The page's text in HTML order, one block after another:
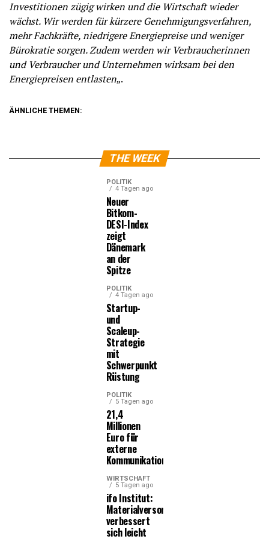
Investitionen zügig wirken und die Wirtschaft wieder
wächst. Wir werden für kürzere Genehmigungsverfahren,
mehr Fachkräfte, niedrigere Energiepreise und weniger
Bürokratie sorgen. Zudem werden wir Verbraucherinnen
und Verbraucher und Unternehmen wirksam bei den
Energiepreisen entlasten„.
ÄHNLICHE THEMEN:
THE WEEK
POLITIK
4 Tagen ago
Neuer
Bitkom-
DESI-Index
zeigt
Dänemark
an der
Spitze
POLITIK
4 Tagen ago
Startup-
und
Scaleup-
Strategie
mit
Schwerpunkt
Rüstung
POLITIK
5 Tagen ago
21,4
Millionen
Euro für
externe
Kommunikationsleistungen
WIRTSCHAFT
5 Tagen ago
ifo Institut:
Materialversorgung
verbessert
sich leicht